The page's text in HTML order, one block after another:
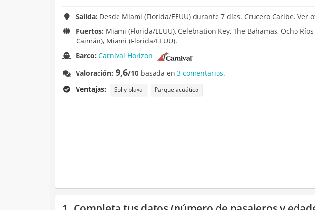
Salida: Desde Miami (Florida/EEUU) durante 7 días. Crucero Caribe. Ver
Puertos: Miami (Florida/EEUU), Celebration Key, The Bahamas, Ocho
Caimán), Miami (Florida/EEUU).
Barco:Carnival Horizon
Valoración: 9,6/10 basada en3 comentarios.
Ventajas:
Sol y playa Parque acuático